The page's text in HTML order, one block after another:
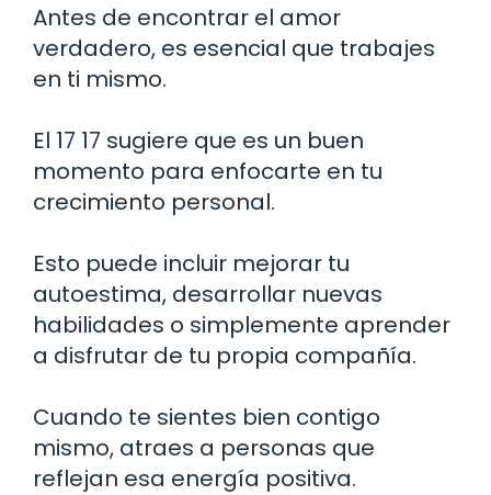
Antes de encontrar el amor
verdadero, es esencial que trabajes
en ti mismo.
El 17 17 sugiere que es un buen
momento para enfocarte en tu
crecimiento personal.
Esto puede incluir mejorar tu
autoestima, desarrollar nuevas
habilidades o simplemente aprender
a disfrutar de tu propia compañía.
Cuando te sientes bien contigo
mismo, atraes a personas que
reflejan esa energía positiva.